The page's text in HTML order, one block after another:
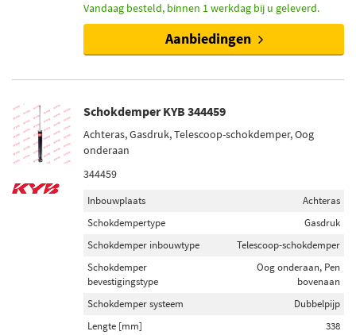
Vandaag besteld, binnen 1 werkdag bij u geleverd.
Aanbiedingen
Schokdemper KYB 344459
Achteras, Gasdruk, Telescoop-schokdemper, Oog
onderaan
344459
Inbouwplaats
Achteras
Schokdempertype
Gasdruk
Schokdemper inbouwtype
Telescoop-schokdemper
Schokdemper
bevestigingstype
Oog onderaan, Pen
bovenaan
Schokdemper systeem
Dubbelpijp
Lengte [mm]
338